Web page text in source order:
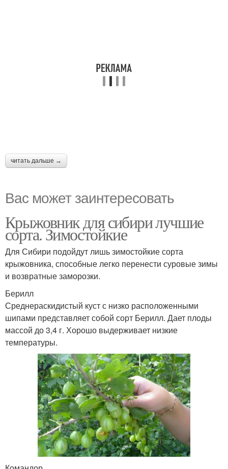
читать дальше →
Вас может заинтересовать
Крыжовник для сибири лучшие
сорта. Зимостойкие
Для Сибири подойдут лишь зимостойкие сорта
крыжовника, способные легко перенести суровые зимы
и возвратные заморозки.
Берилл
Среднераскидистый куст с низко расположенными
шипами представляет собой сорт Берилл. Дает плоды
массой до 3,4 г. Хорошо выдерживает низкие
температуры.